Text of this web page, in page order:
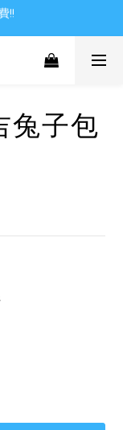
!!
兔子包